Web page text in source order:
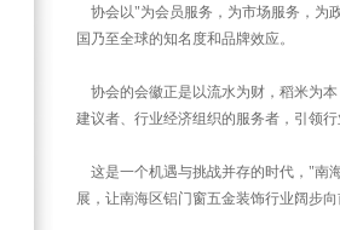
协会以"为会员服务，为市场服务，为
国乃至全球的知名度和品牌效应。
协会的会徽正是以流水为财，稻米为
建议者、行业经济组织的服务者，引领行
这是一个机遇与挑战并存的时代，"南
展，让南海区铝门窗五金装饰行业阔步向